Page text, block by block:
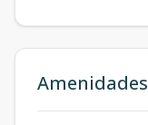
Amenidades